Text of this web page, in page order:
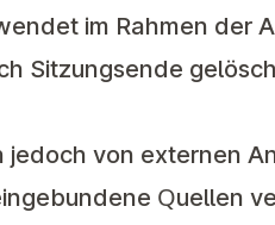
im Rahmen der
Sitzungsende
jedoch von externen
Quellen